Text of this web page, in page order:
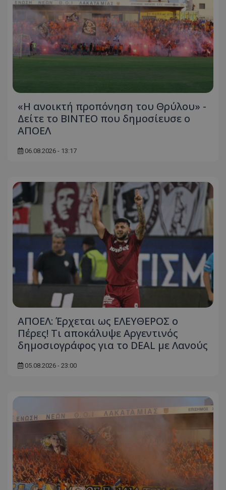
«Η ανοικτή προπόνηση του Θρύλου» -
Δείτε το ΒΙΝΤΕΟ που δημοσίευσε ο
ΑΠΟΕΛ
06.08.2026 - 13:17
ΑΠΟΕΛ: Έρχεται ως ΕΛΕΥΘΕΡΟΣ ο
Πέρες! Τι αποκάλυψε Αργεντινός
δημοσιογράφος για το DEAL με Λανούς
05.08.2026 - 23:00